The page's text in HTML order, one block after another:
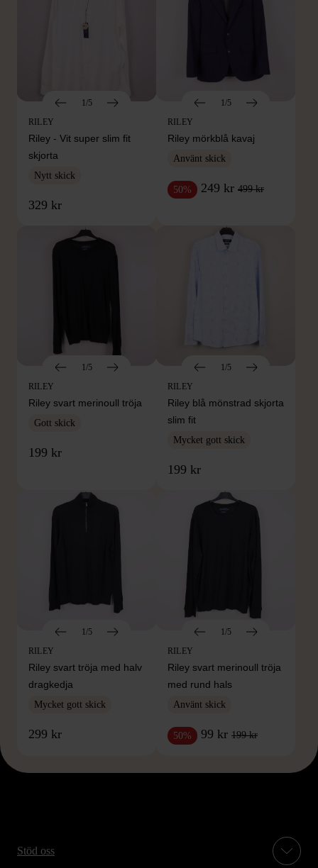
1/5
RILEY
Riley - Vit super slim fit
skjorta
Nytt skick
329 kr
1/5
RILEY
Riley mörkblå kavaj
Använt skick
50% 249 kr 499 kr
1/5
RILEY
Riley svart merinoull tröja
Gott skick
199 kr
1/5
RILEY
Riley blå mönstrad skjorta
slim fit
Mycket gott skick
199 kr
1/5
RILEY
Riley svart tröja med halv
dragkedja
Mycket gott skick
299 kr
1/5
RILEY
Riley svart merinoull tröja
med rund hals
Använt skick
50% 99 kr 199 kr
Stöd oss